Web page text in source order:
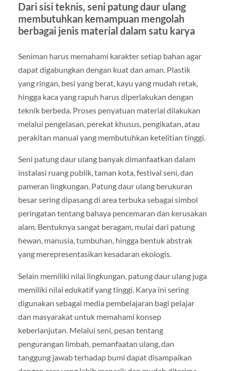
Dari sisi teknis, seni patung daur ulang
membutuhkan kemampuan mengolah
berbagai jenis material dalam satu karya
Seniman harus memahami karakter setiap bahan agar
dapat digabungkan dengan kuat dan aman. Plastik
yang ringan, besi yang berat, kayu yang mudah retak,
hingga kaca yang rapuh harus diperlakukan dengan
teknik berbeda. Proses penyatuan material dilakukan
melalui pengelasan, perekat khusus, pengikatan, atau
perakitan manual yang membutuhkan ketelitian tinggi.
Seni patung daur ulang banyak dimanfaatkan dalam
instalasi ruang publik, taman kota, festival seni, dan
pameran lingkungan. Patung daur ulang berukuran
besar sering dipasang di area terbuka sebagai simbol
peringatan tentang bahaya pencemaran dan kerusakan
alam. Bentuknya sangat beragam, mulai dari patung
hewan, manusia, tumbuhan, hingga bentuk abstrak
yang merepresentasikan kesadaran ekologis.
Selain memiliki nilai lingkungan, patung daur ulang juga
memiliki nilai edukatif yang tinggi. Karya ini sering
digunakan sebagai media pembelajaran bagi pelajar
dan masyarakat untuk memahami konsep
keberlanjutan. Melalui seni, pesan tentang
pengurangan limbah, pemanfaatan ulang, dan
tanggung jawab terhadap bumi dapat disampaikan